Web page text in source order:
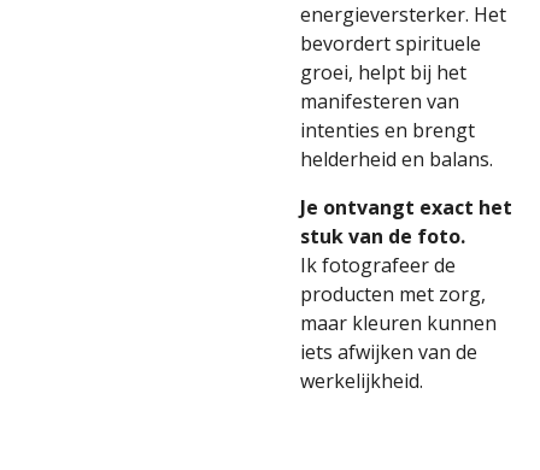
energieversterker. Het
bevordert spirituele
groei, helpt bij het
manifesteren van
intenties en brengt
helderheid en balans.
Je ontvangt exact het
stuk van de foto.
Ik fotografeer de
producten met zorg,
maar kleuren kunnen
iets afwijken van de
werkelijkheid.